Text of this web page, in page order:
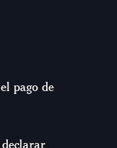
pago de